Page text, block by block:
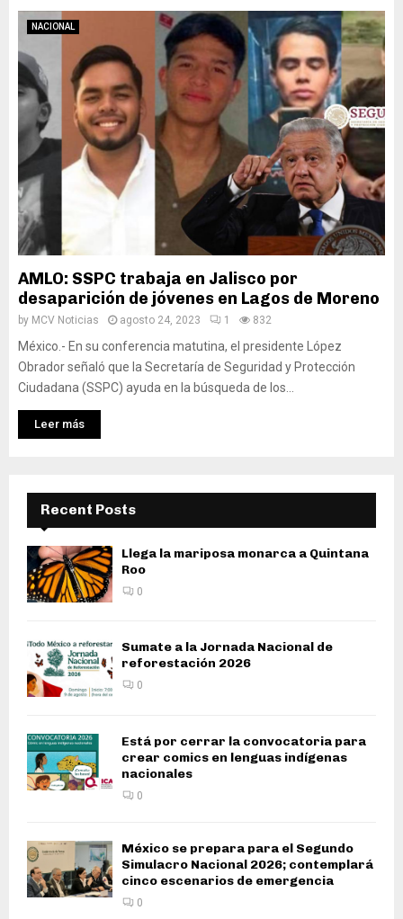
NACIONAL
AMLO: SSPC trabaja en Jalisco por
desaparición de jóvenes en Lagos de Moreno
by MCV Noticias agosto 24, 2023 1 832
México.- En su conferencia matutina, el presidente López
Obrador señaló que la Secretaría de Seguridad y Protección
Ciudadana (SSPC) ayuda en la búsqueda de los...
Leer más
Recent Posts
Llega la mariposa monarca a Quintana
Roo
0
Sumate a la Jornada Nacional de
reforestación 2026
0
Está por cerrar la convocatoria para
crear comics en lenguas indígenas
nacionales
0
México se prepara para el Segundo
Simulacro Nacional 2026; contemplará
cinco escenarios de emergencia
0